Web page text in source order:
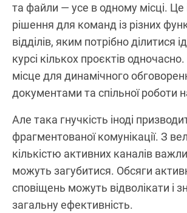
та файли — усе в одному місці. Це
рішення для команд із різних
відділів, яким потрібно ділитися
курсі кількох проєктів
місце для динамічного
документами та спільної роботи
Але така гнучкість іноді
фрагментованої комунікації. З
кількістю активних каналів
можуть загубитися. Обсяги
сповіщень можуть відволікати і
загальну ефективність.